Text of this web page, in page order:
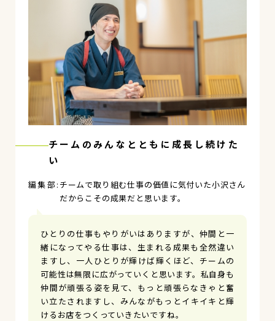
チームのみんなとともに成長し続けた
い
チームで取り組む仕事の価値に気付いた小沢さん
だからこその成果だと思います。
ひとりの仕事もやりがいはありますが、仲間と一
緒になってやる仕事は、生まれる成果も全然違い
ますし、一人ひとりが輝けば輝くほど、チームの
可能性は無限に広がっていくと思います。私自身も
仲間が頑張る姿を見て、もっと頑張らなきゃと奮
い立たされますし、みんながもっとイキイキと輝
けるお店をつくっていきたいですね。